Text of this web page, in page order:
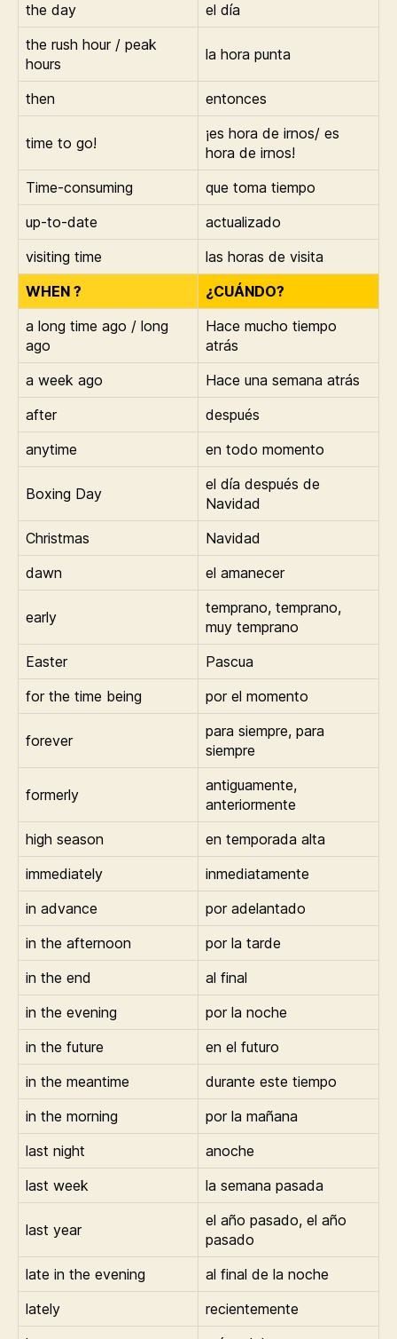
the day
el día
the rush hour / peak
hours
la hora punta
then entonces
time to go!
¡es hora de irnos/ es
hora de irnos!
Time-consuming
que toma tiempo
up-to-date
actualizado
visiting time
las horas de visita
WHEN ?
¿CUÁNDO?
a long time ago / long
ago
Hace mucho tiempo
atrás
a week ago
Hace una semana atrás
after
después
anytime
en todo momento
Boxing Day
el día después de
Navidad
Christmas
Navidad
dawn
el amanecer
early
temprano, temprano,
muy temprano
Easter
Pascua
for the time being
por el momento
forever
para siempre, para
siempre
formerly
antiguamente,
anteriormente
high season
en temporada alta
immediately
inmediatamente
in advance
por adelantado
in the afternoon
por la tarde
in the end
al final
in the evening
por la noche
in the future
en el futuro
in the meantime
durante este tiempo
in the morning
por la mañana
last night
anoche
last week
la semana pasada
last year
el año pasado, el año
pasado
late in the evening
al final de la noche
lately
recientemente